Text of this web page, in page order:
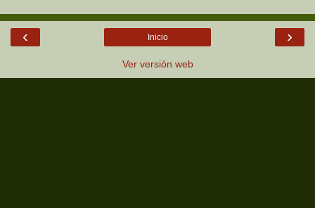
‹ ›
Inicio
Ver versión web